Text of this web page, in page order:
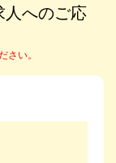
人へのご応
さい。